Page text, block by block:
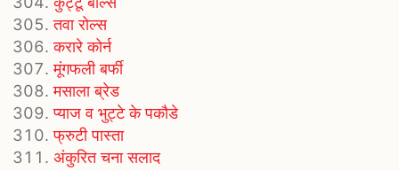
तवा रोल्स
करारे कोर्न
मूंगफली बर्फी
मसाला ब्रेड
प्याज व भुट्टे के पकौडे
फ्रुटी पास्ता
अंकुरित चना सलाद